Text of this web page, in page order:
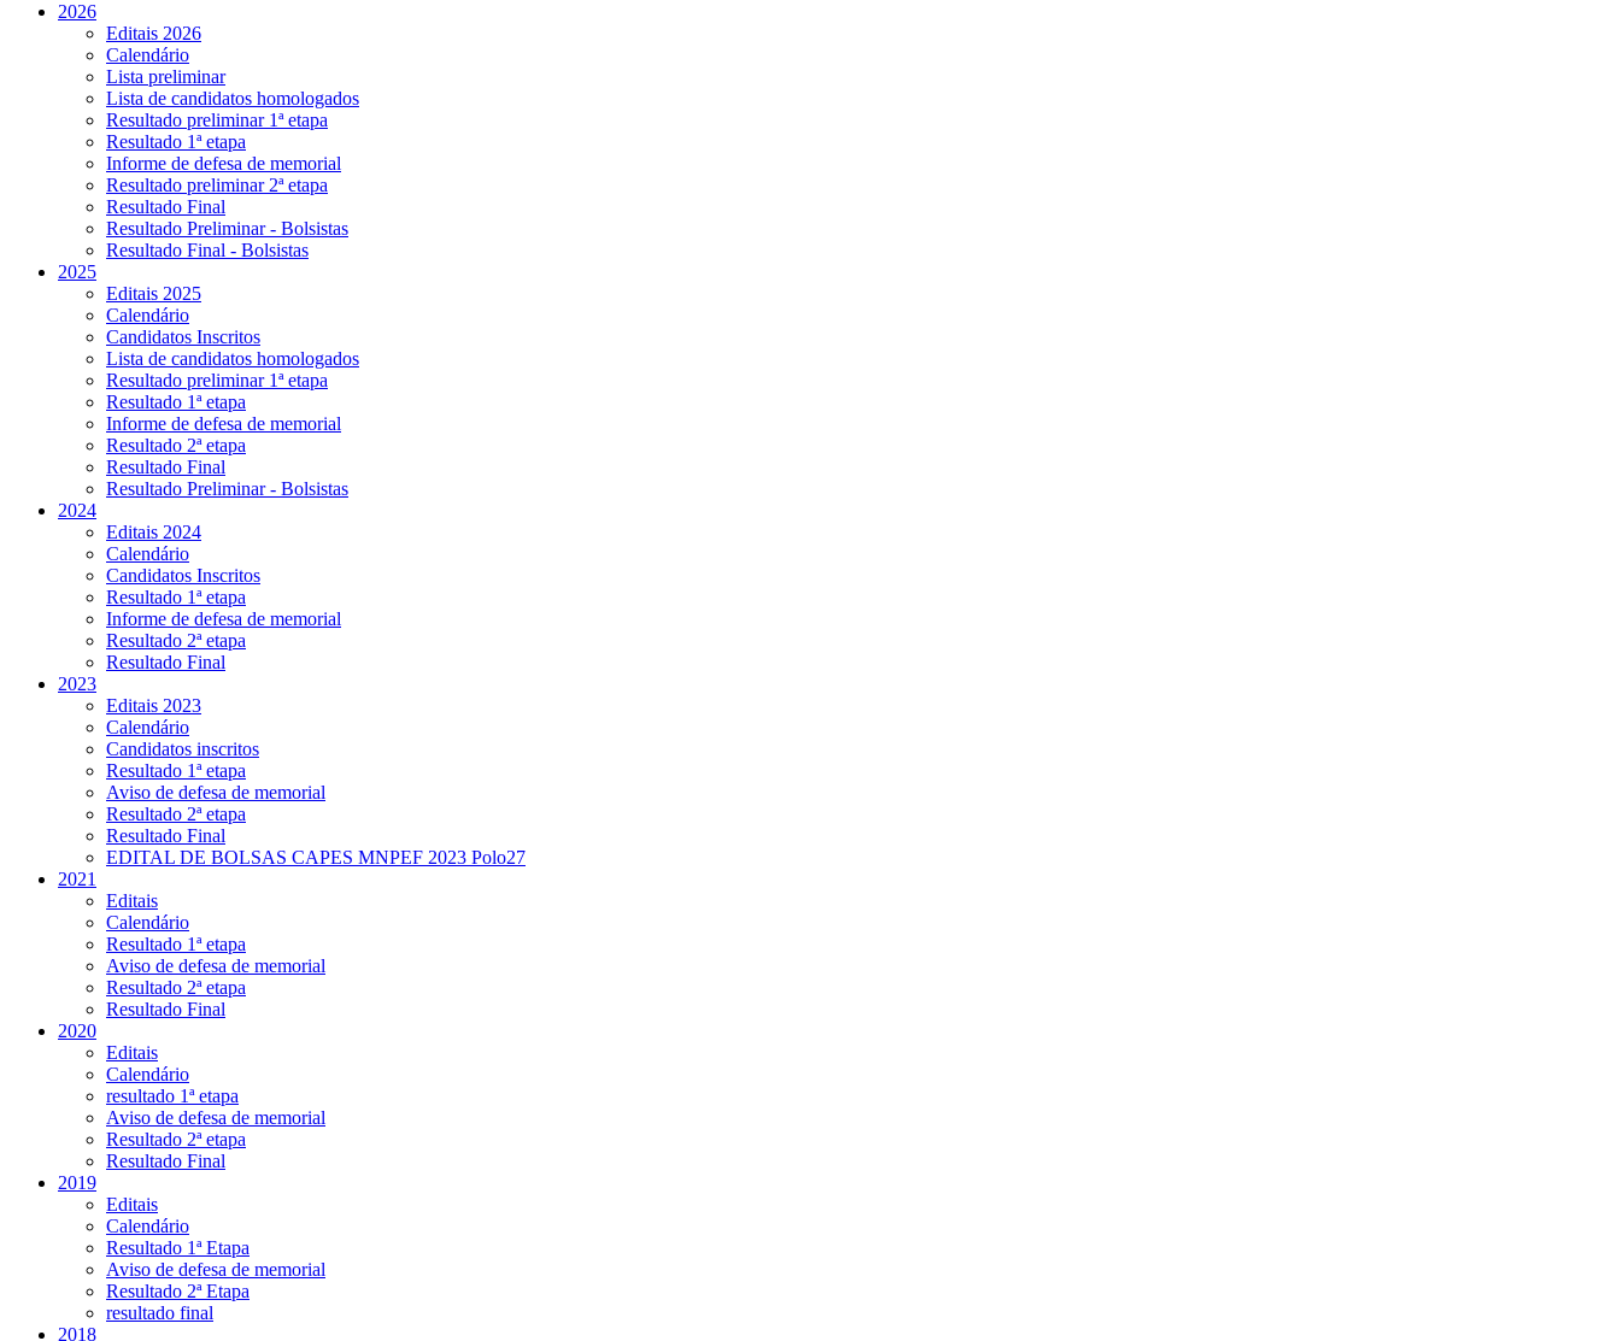
2026
Editais 2026
Calendário
Lista preliminar
Lista de candidatos homologados
Resultado preliminar 1ª etapa
Resultado 1ª etapa
Informe de defesa de memorial
Resultado preliminar 2ª etapa
Resultado Final
Resultado Preliminar - Bolsistas
Resultado Final - Bolsistas
2025
Editais 2025
Calendário
Candidatos Inscritos
Lista de candidatos homologados
Resultado preliminar 1ª etapa
Resultado 1ª etapa
Informe de defesa de memorial
Resultado 2ª etapa
Resultado Final
Resultado Preliminar - Bolsistas
2024
Editais 2024
Calendário
Candidatos Inscritos
Resultado 1ª etapa
Informe de defesa de memorial
Resultado 2ª etapa
Resultado Final
2023
Editais 2023
Calendário
Candidatos inscritos
Resultado 1ª etapa
Aviso de defesa de memorial
Resultado 2ª etapa
Resultado Final
EDITAL DE BOLSAS CAPES MNPEF 2023 Polo27
2021
Editais
Calendário
Resultado 1ª etapa
Aviso de defesa de memorial
Resultado 2ª etapa
Resultado Final
2020
Editais
Calendário
resultado 1ª etapa
Aviso de defesa de memorial
Resultado 2ª etapa
Resultado Final
2019
Editais
Calendário
Resultado 1ª Etapa
Aviso de defesa de memorial
Resultado 2ª Etapa
resultado final
2018